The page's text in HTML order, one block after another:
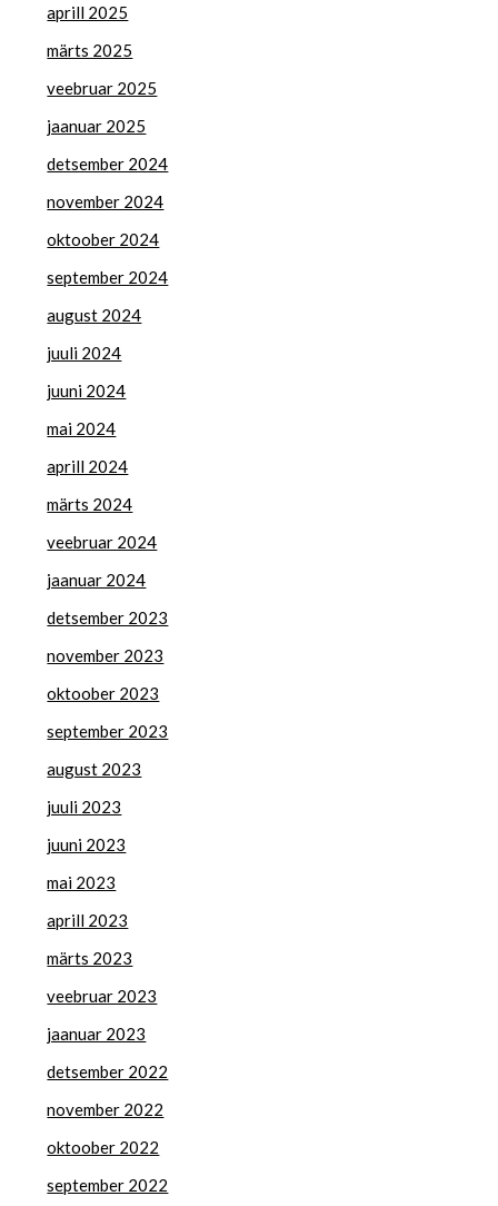
aprill 2025
märts 2025
veebruar 2025
jaanuar 2025
detsember 2024
november 2024
oktoober 2024
september 2024
august 2024
juuli 2024
juuni 2024
mai 2024
aprill 2024
märts 2024
veebruar 2024
jaanuar 2024
detsember 2023
november 2023
oktoober 2023
september 2023
august 2023
juuli 2023
juuni 2023
mai 2023
aprill 2023
märts 2023
veebruar 2023
jaanuar 2023
detsember 2022
november 2022
oktoober 2022
september 2022